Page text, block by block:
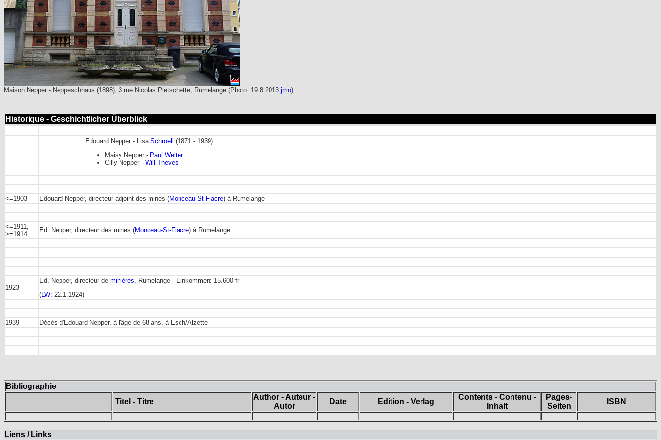
Maison Nepper - Neppeschhaus (1898), 3 rue Nicolas Pletschette, Rumelange (Photo: 19.8.2013 jmo)
Historique - Geschichtlicher Überblick
Edouard Nepper - Lisa Schroell
(1871 - 1939)
Maisy Nepper - Paul Welter
Cilly Nepper - Will Theves
<=1903 Edouard Nepper, directeur adjoint des mines (Monceau-St-Fiacre) à Rumelange
<=1911,
>=1914
Ed. Nepper, directeur des mines (Monceau-St-Fiacre) à Rumelange
1923
Ed. Nepper, directeur de minières, Rumelange - Einkommen: 15.600 fr
(LW: 22.1.1924)
1939 Décès d'Edouard Nepper, à l'âge de 68 ans, à Esch/Alzette
Bibliographie
Titel - Titre
Author - Auteur -
Autor
Date Edition - Verlag
Contents - Contenu -
Inhalt
Pages-
Seiten
ISBN
Liens / Links